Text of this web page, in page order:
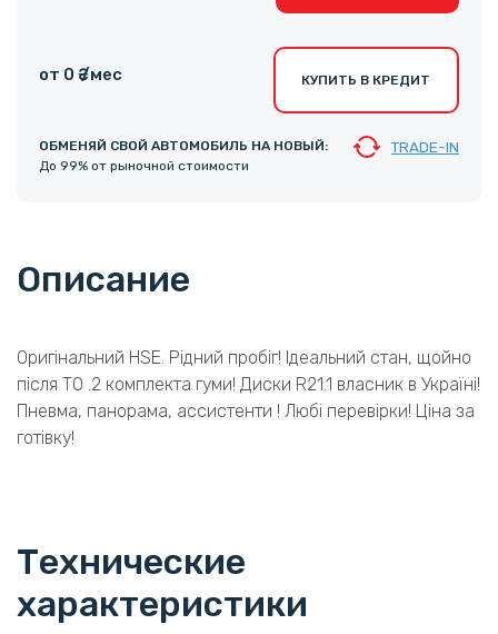
от 0 ₴ /мес КУПИТЬ В КРЕДИТ
ОБМЕНЯЙ СВОЙ АВТОМОБИЛЬ НА НОВЫЙ:
До 99% от рыночной стоимости
TRADE-IN
Технические
характеристики
Описание
Оригінальний HSE. Рідний пробіг! Ідеальний стан, щойно
після ТО .2 комплекта гуми! Диски R21.1 власник в Україні!
Пневма, панорама, ассистенти ! Любі перевірки! Ціна за
готівку!